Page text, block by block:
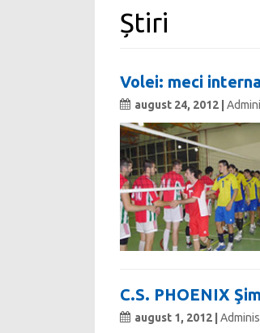
Știri
Volei: meci
august 24, 2012 |
C.S. PHOENIX
august 1, 2012 |